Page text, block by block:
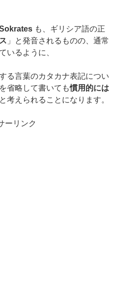
も、ギリシア語の正
」と発音されるものの、通常
いるように、
る言葉のカタカナ表記につい
省略して書いても慣用的には
考えられることになります。
ーリンク